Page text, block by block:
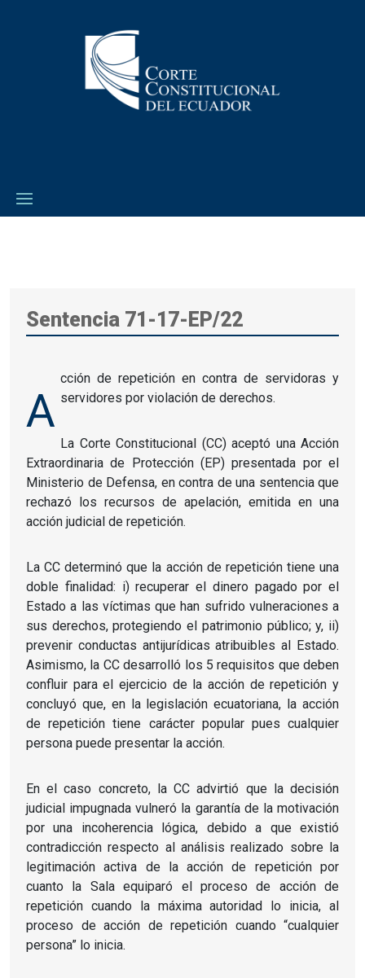
Sentencia 71-17-EP/22
A
cción de repetición en contra de servidoras y
servidores por violación de derechos.
La Corte Constitucional (CC) aceptó una Acción
Extraordinaria de Protección (EP) presentada por el
Ministerio de Defensa, en contra de una sentencia que
rechazó los recursos de apelación, emitida en una
acción judicial de repetición.
La CC determinó que la acción de repetición tiene una
doble finalidad: i) recuperar el dinero pagado por el
Estado a las víctimas que han sufrido vulneraciones a
sus derechos, protegiendo el patrimonio público; y, ii)
prevenir conductas antijurídicas atribuibles al Estado.
Asimismo, la CC desarrolló los 5 requisitos que deben
confluir para el ejercicio de la acción de repetición y
concluyó que, en la legislación ecuatoriana, la acción
de repetición tiene carácter popular pues cualquier
persona puede presentar la acción.
En el caso concreto, la CC advirtió que la decisión
judicial impugnada vulneró la garantía de la motivación
por una incoherencia lógica, debido a que existió
contradicción respecto al análisis realizado sobre la
legitimación activa de la acción de repetición por
cuanto la Sala equiparó el proceso de acción de
repetición cuando la máxima autoridad lo inicia, al
proceso de acción de repetición cuando “cualquier
persona” lo inicia.